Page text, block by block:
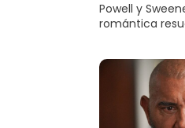
Powell y
romántica